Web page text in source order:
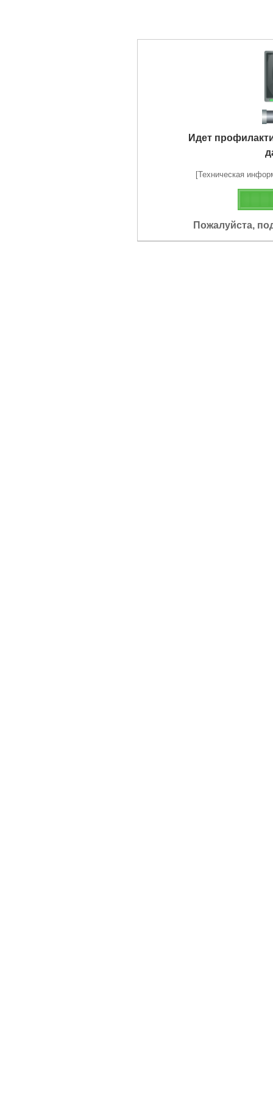
Идет
[Техническая
Пожалуйста,